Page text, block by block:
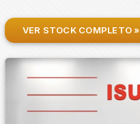
VER STOCK COMPLETO »